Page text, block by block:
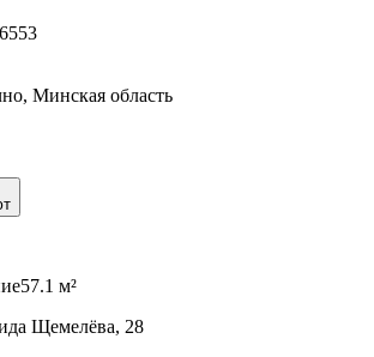
Минская область
57.1 м²
Щемелёва, 28